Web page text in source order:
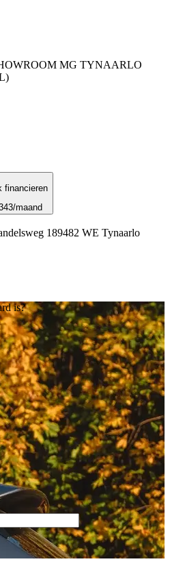
MG TYNAARLO
financieren
/maand
189482 WE Tynaarlo
is?